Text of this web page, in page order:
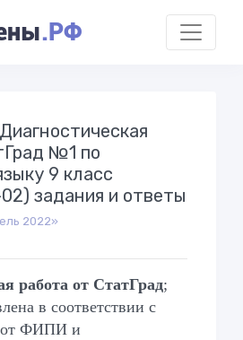
.РФ
№1 по
9 класс
задания и ответы
2022»
работа от СтатГрад;
в соответствии с
от ФИПИ и